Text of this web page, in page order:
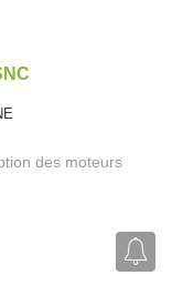
des moteurs